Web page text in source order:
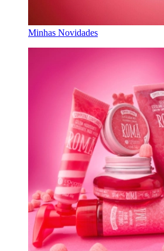
Minhas Novidades